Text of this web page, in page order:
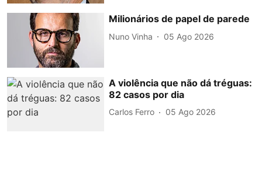
Milionários de papel de parede
Nuno Vinha 05 Ago 2026
A violência que não dá tréguas:
82 casos por dia
Carlos Ferro 05 Ago 2026